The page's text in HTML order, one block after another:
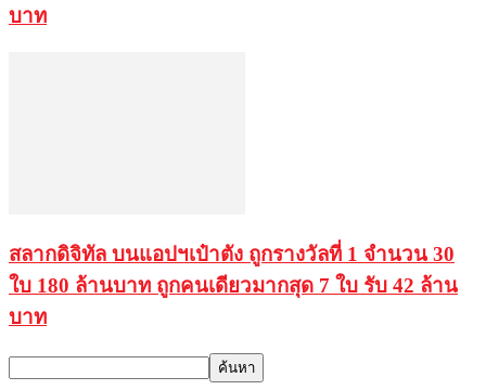
บาท
สลากดิจิทัล บนแอปฯเป๋าตัง ถูกรางวัลที่ 1 จำนวน 30
ใบ 180 ล้านบาท ถูกคนเดียวมากสุด 7 ใบ รับ 42 ล้าน
บาท